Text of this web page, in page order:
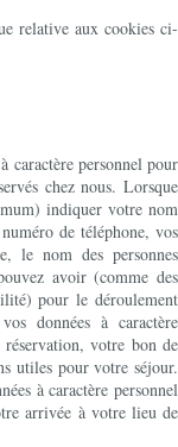
relative aux cookies ci-
caractère personnel pour
chez nous. Lorsque
indiquer votre nom
de téléphone, vos
le nom des personnes
avoir (comme des
pour le déroulement
données à caractère
votre bon de
utiles pour votre séjour.
à caractère personnel
arrivée à votre lieu de